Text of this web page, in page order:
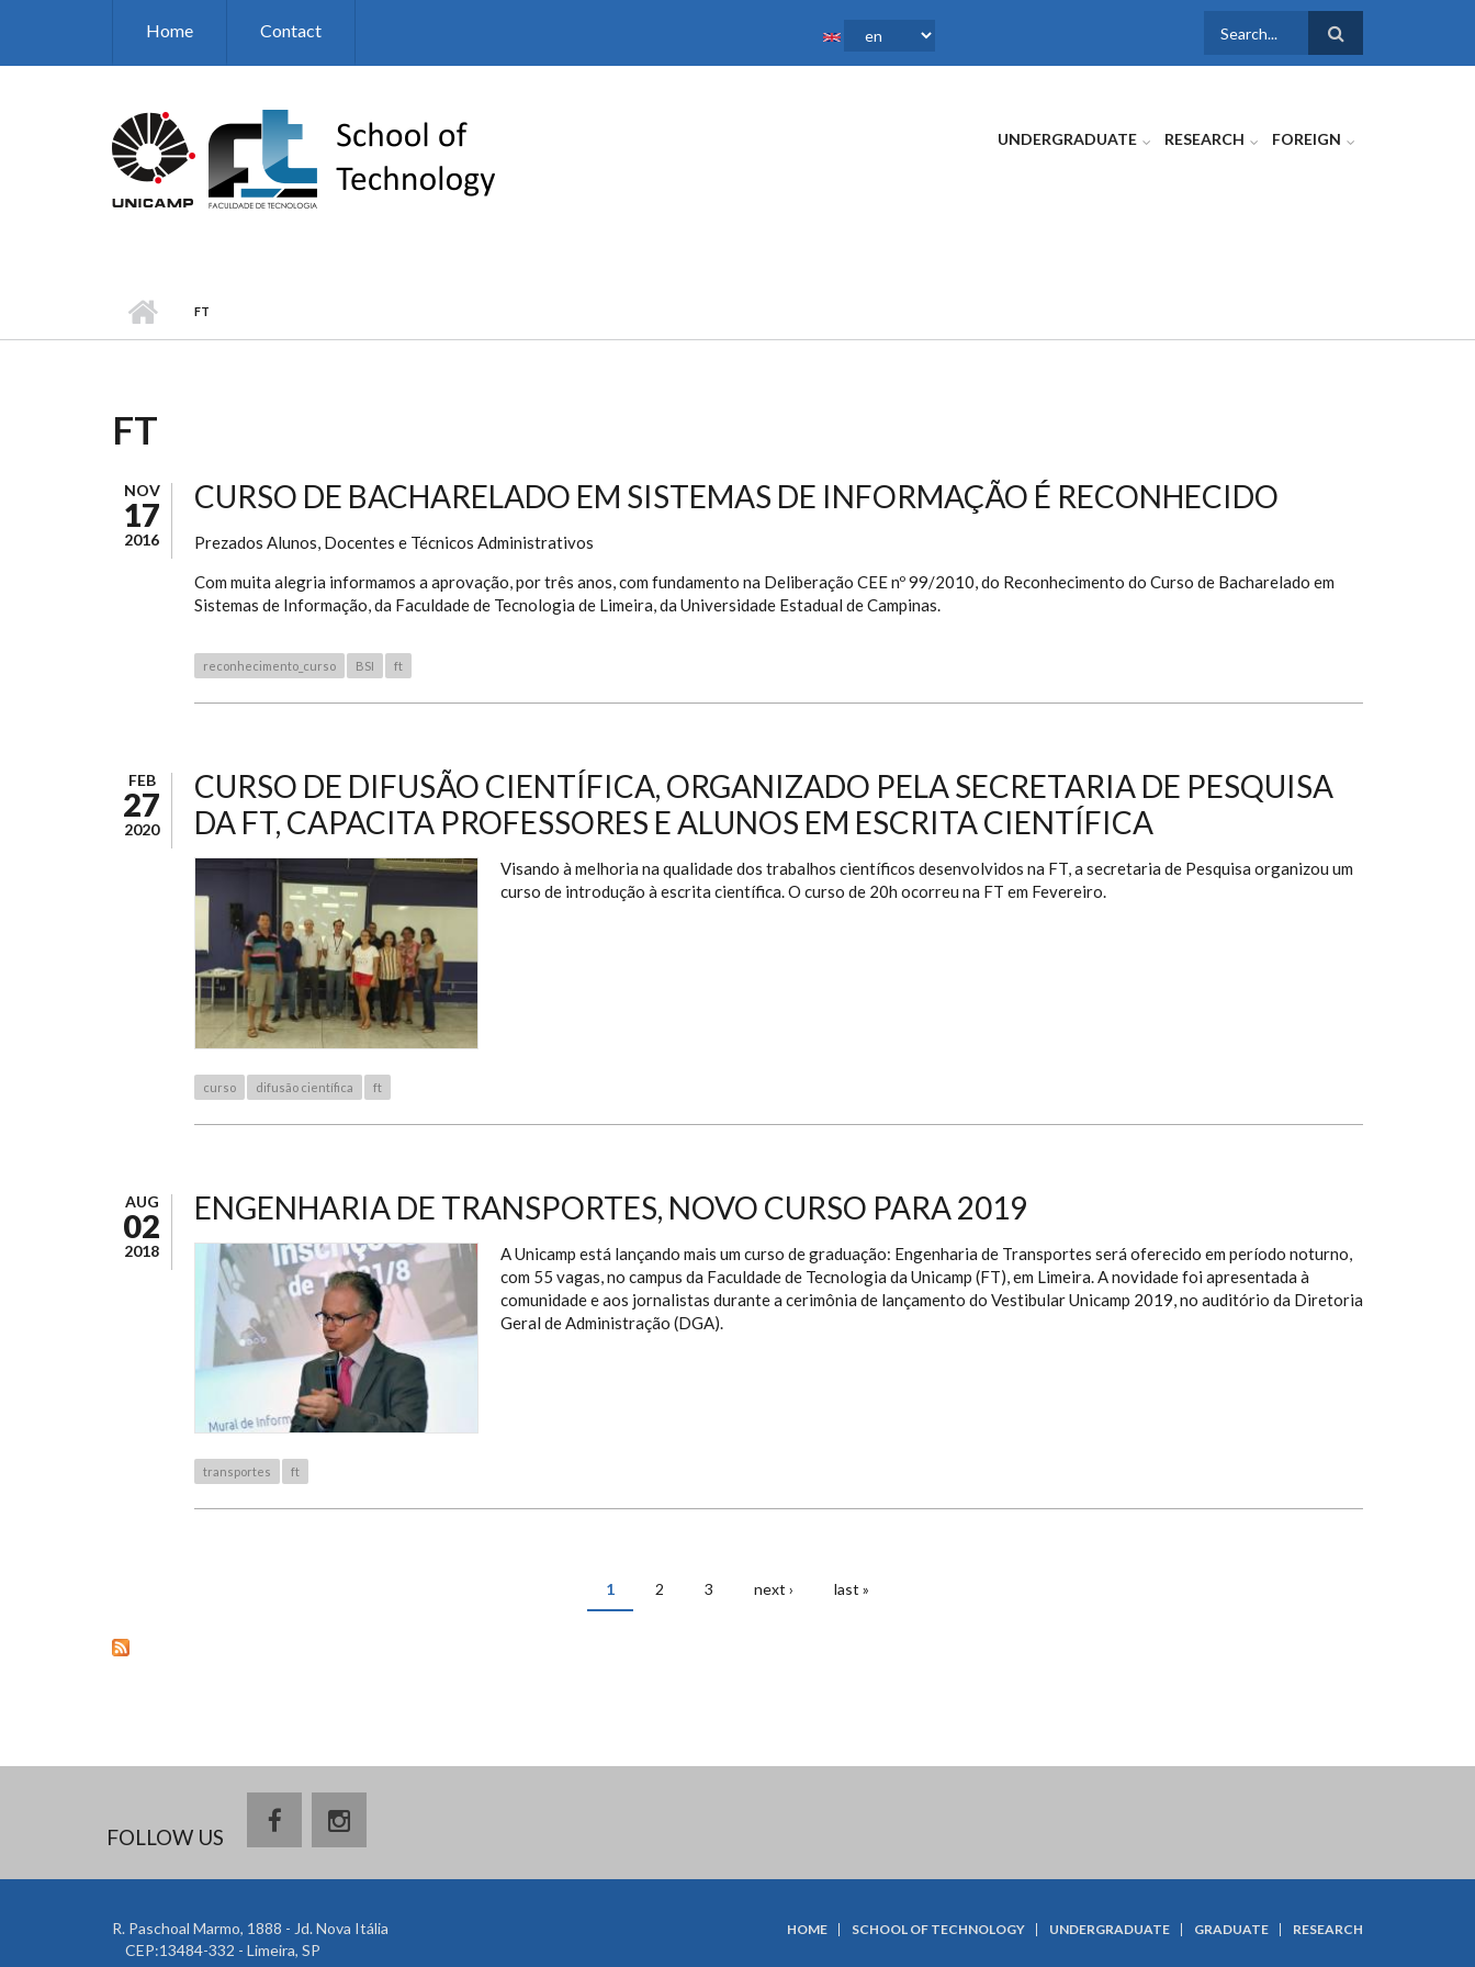
Home Contact
SEARCH
UNDERGRADUATE RESEARCH FOREIGN
FT
FT
NOV
17
2016
CURSO DE BACHARELADO EM SISTEMAS DE INFORMAÇÃO É RECONHECIDO
Prezados Alunos, Docentes e Técnicos Administrativos
Com muita alegria informamos a aprovação, por três anos, com fundamento na Deliberação CEE nº 99/2010, do Reconhecimento do Curso de Bacharelado em
Sistemas de Informação, da Faculdade de Tecnologia de Limeira, da Universidade Estadual de Campinas.
reconhecimento_curso BSI ft
FEB
27
2020
CURSO DE DIFUSÃO CIENTÍFICA, ORGANIZADO PELA SECRETARIA DE PESQUISA
DA FT, CAPACITA PROFESSORES E ALUNOS EM ESCRITA CIENTÍFICA
Visando à melhoria na qualidade dos trabalhos científicos desenvolvidos na FT, a secretaria de Pesquisa organizou um
curso de introdução à escrita científica. O curso de 20h ocorreu na FT em Fevereiro.
curso difusão científica ft
AUG
02
2018
ENGENHARIA DE TRANSPORTES, NOVO CURSO PARA 2019
A Unicamp está lançando mais um curso de graduação: Engenharia de Transportes será oferecido em período noturno,
com 55 vagas, no campus da Faculdade de Tecnologia da Unicamp (FT), em Limeira. A novidade foi apresentada à
comunidade e aos jornalistas durante a cerimônia de lançamento do Vestibular Unicamp 2019, no auditório da Diretoria
Geral de Administração (DGA).
transportes ft
1 2 3 next › last »
FOLLOW US
R. Paschoal Marmo, 1888 - Jd. Nova Itália
CEP:13484-332 - Limeira, SP
HOME SCHOOL OF TECHNOLOGY UNDERGRADUATE GRADUATE RESEARCH